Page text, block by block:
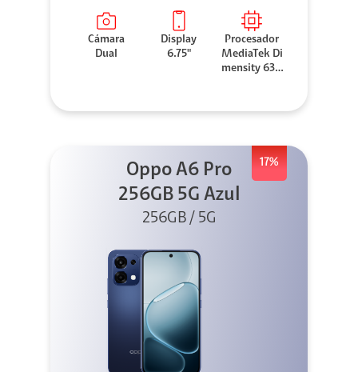
Cámara
Dual
Display
6.75"
Procesador
MediaTek Di
mensity 630
17%
Oppo A6 Pro
256GB 5G Azul
256GB / 5G